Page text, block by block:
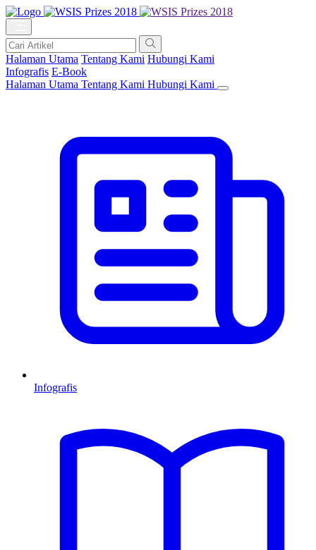
Halaman Utama Tentang Kami Hubungi Kami
Infografis E-Book
Halaman Utama Tentang Kami Hubungi Kami
Infografis